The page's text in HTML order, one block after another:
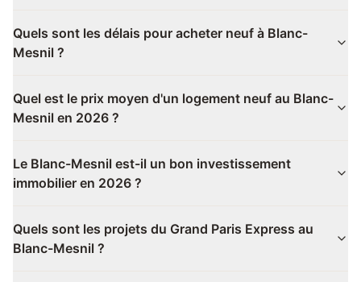
Quels sont les délais pour acheter neuf à Blanc-
Mesnil ?
Quel est le prix moyen d'un logement neuf au Blanc-
Mesnil en 2026 ?
Le Blanc-Mesnil est-il un bon investissement
immobilier en 2026 ?
Quels sont les projets du Grand Paris Express au
Blanc-Mesnil ?